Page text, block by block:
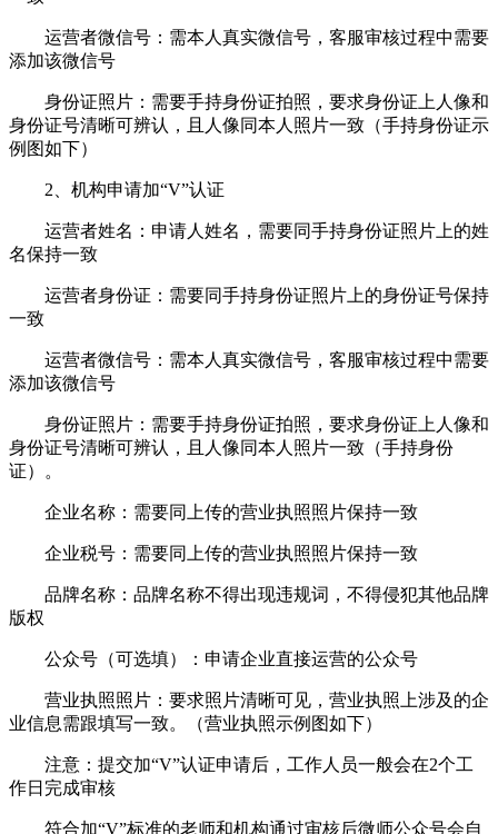
运营者微信号：需本人真实微信号，客服审核过程中需要
添加该微信号
身份证照片：需要手持身份证拍照，要求身份证上人像和
身份证号清晰可辨认，且人像同本人照片一致（手持身份证示
例图如下）
2、机构申请加“V”认证
运营者姓名：申请人姓名，需要同手持身份证照片上的姓
名保持一致
运营者身份证：需要同手持身份证照片上的身份证号保持
一致
运营者微信号：需本人真实微信号，客服审核过程中需要
添加该微信号
身份证照片：需要手持身份证拍照，要求身份证上人像和
身份证号清晰可辨认，且人像同本人照片一致（手持身份
证）。
企业名称：需要同上传的营业执照照片保持一致
企业税号：需要同上传的营业执照照片保持一致
品牌名称：品牌名称不得出现违规词，不得侵犯其他品牌
版权
公众号（可选填）：申请企业直接运营的公众号
营业执照照片：要求照片清晰可见，营业执照上涉及的企
业信息需跟填写一致。（营业执照示例图如下）
注意：提交加“V”认证申请后，工作人员一般会在2个工
作日完成审核
符合加“V”标准的老师和机构通过审核后微师公众号会自